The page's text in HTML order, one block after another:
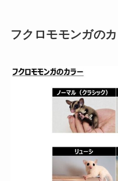
フクロモモンガの